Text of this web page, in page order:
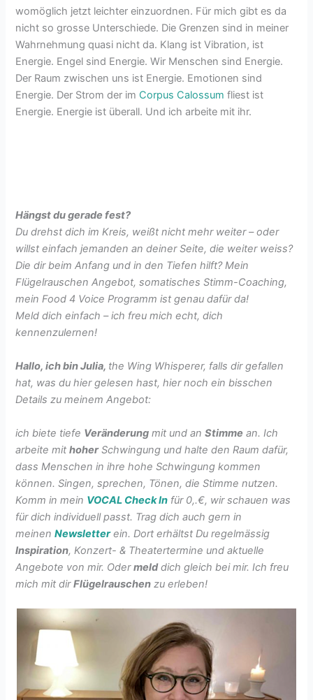
womöglich jetzt leichter einzuordnen. Für mich gibt es da
nicht so grosse Unterschiede. Die Grenzen sind in meiner
Wahrnehmung quasi nicht da. Klang ist Vibration, ist
Energie. Engel sind Energie. Wir Menschen sind Energie.
Der Raum zwischen uns ist Energie. Emotionen sind
Energie. Der Strom der im Corpus Calossum fliest ist
Energie. Energie ist überall. Und ich arbeite mit ihr.
Hängst du gerade fest?
Du drehst dich im Kreis, weißt nicht mehr weiter – oder
willst einfach jemanden an deiner Seite, die weiter weiss?
Die dir beim Anfang und in den Tiefen hilft? Mein
Flügelrauschen Angebot, somatisches Stimm-Coaching,
mein Food 4 Voice Programm ist genau dafür da!
Meld dich einfach – ich freu mich echt, dich
kennenzulernen!
Hallo, ich bin Julia, the Wing Whisperer, falls dir gefallen
hat, was du hier gelesen hast, hier noch ein bisschen
Details zu meinem Angebot:
ich biete tiefe Veränderung mit und anStimme an. Ich
arbeite mithoherSchwingung und halte den Raum dafür,
dass Menschen in ihre hohe Schwingung kommen
können. Singen, sprechen, Tönen, die Stimme nutzen.
Komm in mein VOCAL Check In für 0,.€, wir schauen was
für dich individuell passt. Trag dich auch gern in
meinenNewsletterein. Dort erhältst Du regelmässig
Inspiration, Konzert- & Theatertermine und aktuelle
Angebote von mir. Odermelddich gleich bei mir. Ich freu
mich mit dirFlügelrauschen zu erleben!